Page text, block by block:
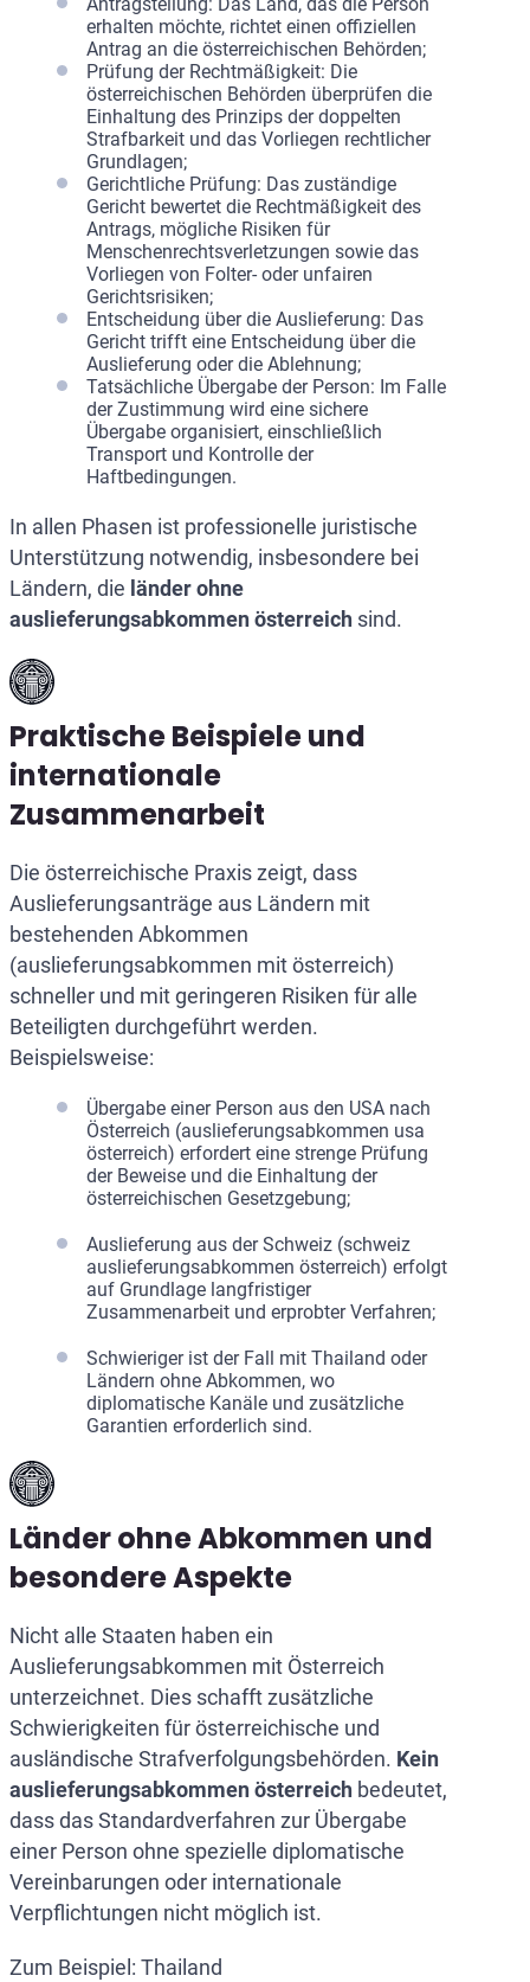
erhalten möchte, richtet einen offiziellen
Antrag an die österreichischen Behörden;
Prüfung der Rechtmäßigkeit: Die
österreichischen Behörden überprüfen die
Einhaltung des Prinzips der doppelten
Strafbarkeit und das Vorliegen rechtlicher
Grundlagen;
Gerichtliche Prüfung: Das zuständige
Gericht bewertet die Rechtmäßigkeit des
Antrags, mögliche Risiken für
Menschenrechtsverletzungen sowie das
Vorliegen von Folter- oder unfairen
Gerichtsrisiken;
Entscheidung über die Auslieferung: Das
Gericht trifft eine Entscheidung über die
Auslieferung oder die Ablehnung;
Tatsächliche Übergabe der Person: Im Falle
der Zustimmung wird eine sichere
Übergabe organisiert, einschließlich
Transport und Kontrolle der
Haftbedingungen.
In allen Phasen ist professionelle juristische
Unterstützung notwendig, insbesondere bei
Ländern, die länder ohne
auslieferungsabkommen österreich sind.
Praktische Beispiele und
internationale
Zusammenarbeit
Die österreichische Praxis zeigt, dass
Auslieferungsanträge aus Ländern mit
bestehenden Abkommen
(auslieferungsabkommen mit österreich)
schneller und mit geringeren Risiken für alle
Beteiligten durchgeführt werden.
Beispielsweise:
Übergabe einer Person aus den USA nach
Österreich (auslieferungsabkommen usa
österreich) erfordert eine strenge Prüfung
der Beweise und die Einhaltung der
österreichischen Gesetzgebung;
Auslieferung aus der Schweiz (schweiz
auslieferungsabkommen österreich) erfolgt
auf Grundlage langfristiger
Zusammenarbeit und erprobter Verfahren;
Schwieriger ist der Fall mit Thailand oder
Ländern ohne Abkommen, wo
diplomatische Kanäle und zusätzliche
Garantien erforderlich sind.
Länder ohne Abkommen und
besondere Aspekte
Nicht alle Staaten haben ein
Auslieferungsabkommen mit Österreich
unterzeichnet. Dies schafft zusätzliche
Schwierigkeiten für österreichische und
ausländische Strafverfolgungsbehörden. Kein
auslieferungsabkommen österreich bedeutet,
dass das Standardverfahren zur Übergabe
einer Person ohne spezielle diplomatische
Vereinbarungen oder internationale
Verpflichtungen nicht möglich ist.
Zum Beispiel: Thailand